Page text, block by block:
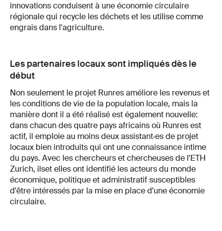
innovations conduisent à une économie circulaire
régionale qui recycle les déchets et les utilise comme
engrais dans l'agriculture.
Les partenaires locaux sont impliqués dès le
début
Non seulement le projet Runres améliore les revenus et
les conditions de vie de la population locale, mais la
manière dont il a été réalisé est également nouvelle:
dans chacun des quatre pays africains où Runres est
actif, il emploie au moins deux assistant·es de projet
locaux bien introduits qui ont une connaissance intime
du pays. Avec les chercheurs et chercheuses de l'ETH
Zurich, ilset elles ont identifié les acteurs du monde
économique, politique et administratif susceptibles
d'être intéressés par la mise en place d'une économie
circulaire.